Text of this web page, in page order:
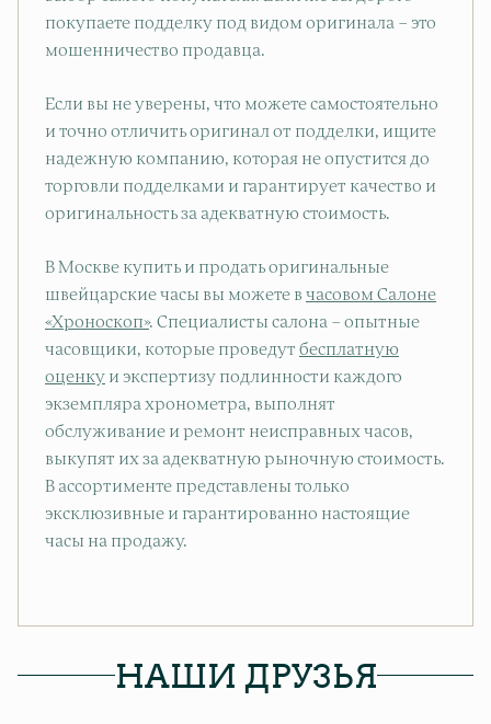
покупаете подделку под видом оригинала – это
мошенничество продавца.
Если вы не уверены, что можете самостоятельно
и точно отличить оригинал от подделки, ищите
надежную компанию, которая не опустится до
торговли подделками и гарантирует качество и
оригинальность за адекватную стоимость.
В Москве купить и продать оригинальные
швейцарские часы вы можете в часовом Салоне
«Хроноскоп». Специалисты салона – опытные
часовщики, которые проведут бесплатную
оценку и экспертизу подлинности каждого
экземпляра хронометра, выполнят
обслуживание и ремонт неисправных часов,
выкупят их за адекватную рыночную стоимость.
В ассортименте представлены только
эксклюзивные и гарантированно настоящие
часы на продажу.
НАШИ ДРУЗЬЯ